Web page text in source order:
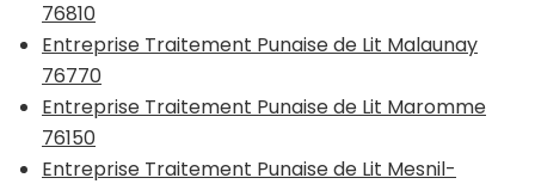
76810
Entreprise Traitement Punaise de Lit Malaunay
76770
Entreprise Traitement Punaise de Lit Maromme
76150
Entreprise Traitement Punaise de Lit Mesnil-